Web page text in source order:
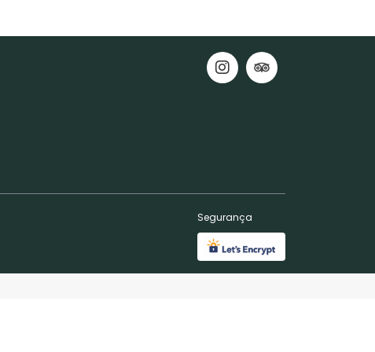
Segurança